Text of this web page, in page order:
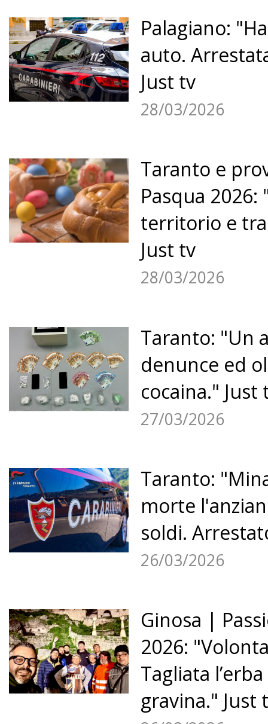
Palagiano:
auto.
Just tv
28/03/2026
Taranto e
Pasqua 2026:
territorio e
Just tv
28/03/2026
Taranto: "Un
denunce ed
cocaina." Just
27/03/2026
Taranto:
morte
soldi.
26/03/2026
Ginosa |
2026:
Tagliata
gravina." Just